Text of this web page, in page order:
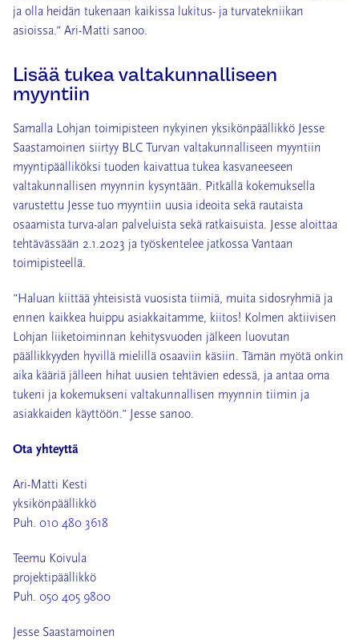
ja olla heidän tukenaan kaikissa lukitus- ja turvatekniikan
asioissa.” Ari-Matti sanoo.
Lisää tukea valtakunnalliseen
myyntiin
Samalla Lohjan toimipisteen nykyinen yksikönpäällikkö Jesse
Saastamoinen siirtyy BLC Turvan valtakunnalliseen myyntiin
myyntipäälliköksi tuoden kaivattua tukea kasvaneeseen
valtakunnallisen myynnin kysyntään. Pitkällä kokemuksella
varustettu Jesse tuo myyntiin uusia ideoita sekä rautaista
osaamista turva-alan palveluista sekä ratkaisuista. Jesse aloittaa
tehtävässään 2.1.2023 ja työskentelee jatkossa Vantaan
toimipisteellä.
”Haluan kiittää yhteisistä vuosista tiimiä, muita sidosryhmiä ja
ennen kaikkea huippu asiakkaitamme, kiitos! Kolmen aktiivisen
Lohjan liiketoiminnan kehitysvuoden jälkeen luovutan
päällikkyyden hyvillä mielillä osaaviin käsiin. Tämän myötä onkin
aika kääriä jälleen hihat uusien tehtävien edessä, ja antaa oma
tukeni ja kokemukseni valtakunnallisen myynnin tiimin ja
asiakkaiden käyttöön.” Jesse sanoo.
Ota yhteyttä
Ari-Matti Kesti
yksikönpäällikkö
Puh. 010 480 3618
Teemu Koivula
projektipäällikkö
Puh. 050 405 9800
Jesse Saastamoinen